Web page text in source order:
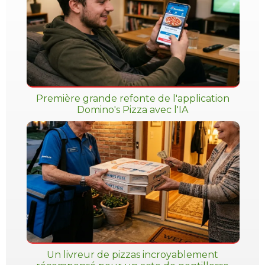
Première grande refonte de l'application
Domino's Pizza avec l'IA
Un livreur de pizzas incroyablement